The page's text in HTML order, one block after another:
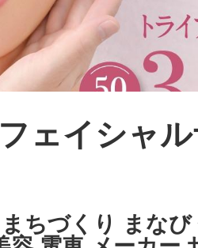
ェイシャ
ちづくり まな